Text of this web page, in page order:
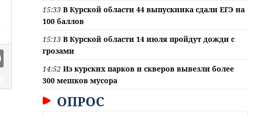
15:33 В Курской области 44 выпускника сдали ЕГЭ на
100 баллов
15:13 В Курской области 14 июля пройдут дожди с
грозами
14:52 Из курских парков и скверов вывезли более
300 мешков мусора
ОПРОС